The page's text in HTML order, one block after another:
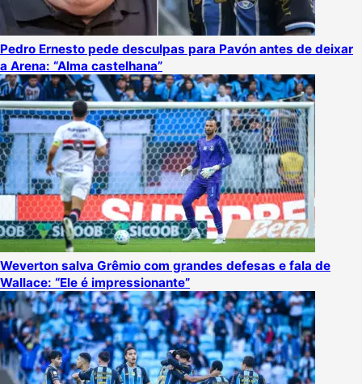
Pedro Ernesto pede desculpas para Pavón antes de deixar
a Arena: “Alma castelhana”
Weverton salva Grêmio com grandes defesas e fala de
Wallace: “Ele é impressionante”